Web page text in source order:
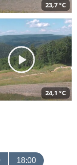
23,7 °C
24,1 °C
18:00